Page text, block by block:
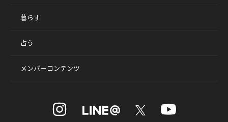
暮らす
占う
メンバーコンテンツ